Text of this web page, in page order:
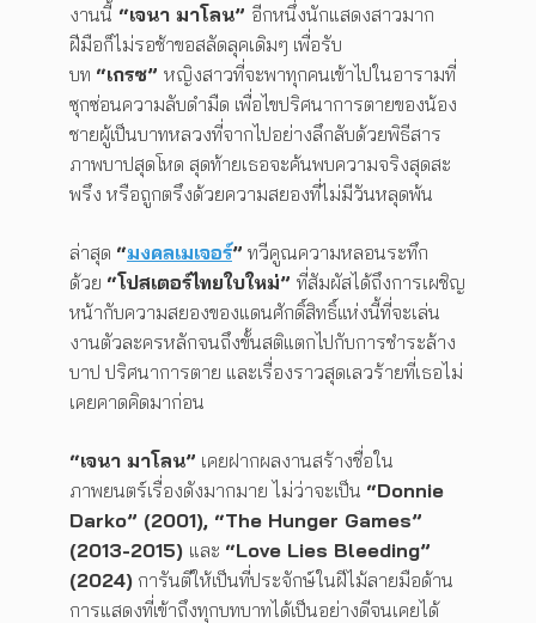
งานนี้ “เจนา มาโลน” อีกหนึ่งนักแสดงสาวมาก
ฝีมือก็ไม่รอช้าขอสลัดลุคเดิมๆ เพื่อรับ
บท “เกรซ” หญิงสาวที่จะพาทุกคนเข้าไปในอารามที่
ซุกซ่อนความลับดำมืด เพื่อไขปริศนาการตายของน้อง
ชายผู้เป็นบาทหลวงที่จากไปอย่างลึกลับด้วยพิธีสาร
ภาพบาปสุดโหด สุดท้ายเธอจะค้นพบความจริงสุดสะ
พรึง หรือถูกตรึงด้วยความสยองที่ไม่มีวันหลุดพ้น
ล่าสุด “มงคลเมเจอร์” ทวีคูณความหลอนระทึก
ด้วย “โปสเตอร์ไทยใบใหม่” ที่สัมผัสได้ถึงการเผชิญ
หน้ากับความสยองของแดนศักดิ์สิทธิ์แห่งนี้ที่จะเล่น
งานตัวละครหลักจนถึงขั้นสติแตกไปกับการชำระล้าง
บาป ปริศนาการตาย และเรื่องราวสุดเลวร้ายที่เธอไม่
เคยคาดคิดมาก่อน
“เจนา มาโลน” เคยฝากผลงานสร้างชื่อใน
ภาพยนตร์เรื่องดังมากมาย ไม่ว่าจะเป็น “Donnie
Darko” (2001), “The Hunger Games”
(2013-2015) และ “Love Lies Bleeding”
(2024) การันตีให้เป็นที่ประจักษ์ในฝีไม้ลายมือด้าน
การแสดงที่เข้าถึงทุกบทบาทได้เป็นอย่างดีจนเคยได้